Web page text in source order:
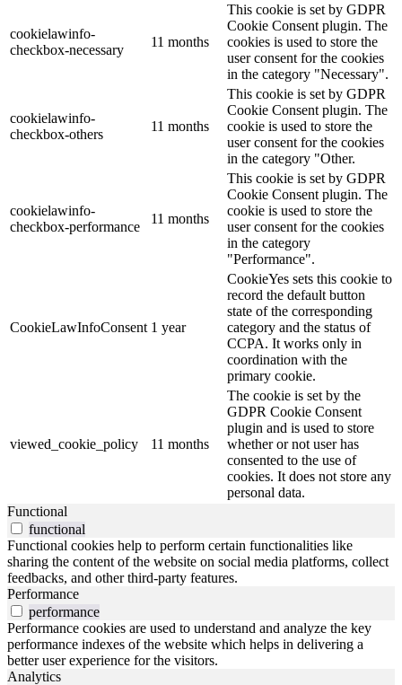
cookielawinfo-
checkbox-necessary
11 months
This cookie is set by GDPR
Cookie Consent plugin. The
cookies is used to store the
user consent for the cookies
in the category "Necessary".
cookielawinfo-
checkbox-others
11 months
This cookie is set by GDPR
Cookie Consent plugin. The
cookie is used to store the
user consent for the cookies
in the category "Other.
cookielawinfo-
checkbox-performance
11 months
This cookie is set by GDPR
Cookie Consent plugin. The
cookie is used to store the
user consent for the cookies
in the category
"Performance".
CookieLawInfoConsent 1 year
CookieYes sets this cookie to
record the default button
state of the corresponding
category and the status of
CCPA. It works only in
coordination with the
primary cookie.
viewed_cookie_policy 11 months
The cookie is set by the
GDPR Cookie Consent
plugin and is used to store
whether or not user has
consented to the use of
cookies. It does not store any
personal data.
Functional
functional
Functional cookies help to perform certain functionalities like
sharing the content of the website on social media platforms, collect
feedbacks, and other third-party features.
Performance
performance
Performance cookies are used to understand and analyze the key
performance indexes of the website which helps in delivering a
better user experience for the visitors.
Analytics